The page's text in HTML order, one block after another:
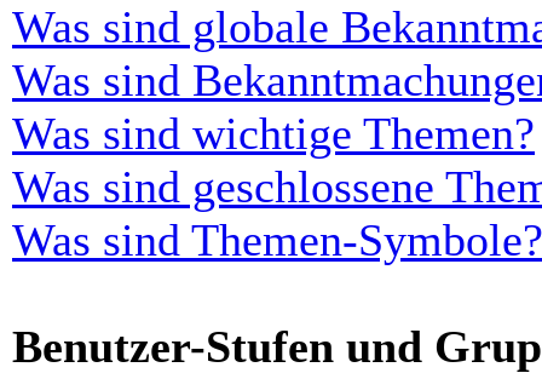
Was sind globale
Was sind
Was sind wichtige Themen?
Was sind geschlossene
Was sind Themen-Symbole?
Benutzer-Stufen und